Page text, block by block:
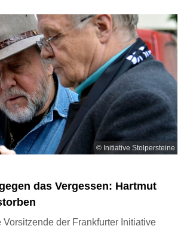
© Initiative Stolpersteine
das Vergessen: Hartmut
Vorsitzende der Frankfurter Initiative